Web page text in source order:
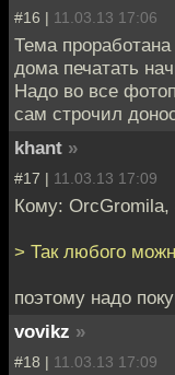
#16 | 11.03.13 17:06
Тема проработана
дома печатать
Надо во все
сам строчил
khant »
#17 | 11.03.13 17:09
Кому: OrcGromila,
> Так любого
поэтому надо
vovikz »
#18 | 11.03.13 17:09